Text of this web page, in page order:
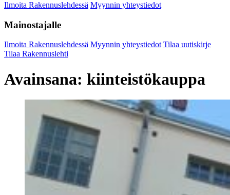
Ilmoita Rakennuslehdessä Myynnin yhteystiedot
Mainostajalle
Ilmoita Rakennuslehdessä Myynnin yhteystiedot Tilaa uutiskirje
Tilaa Rakennuslehti
Avainsana: kiinteistökauppa